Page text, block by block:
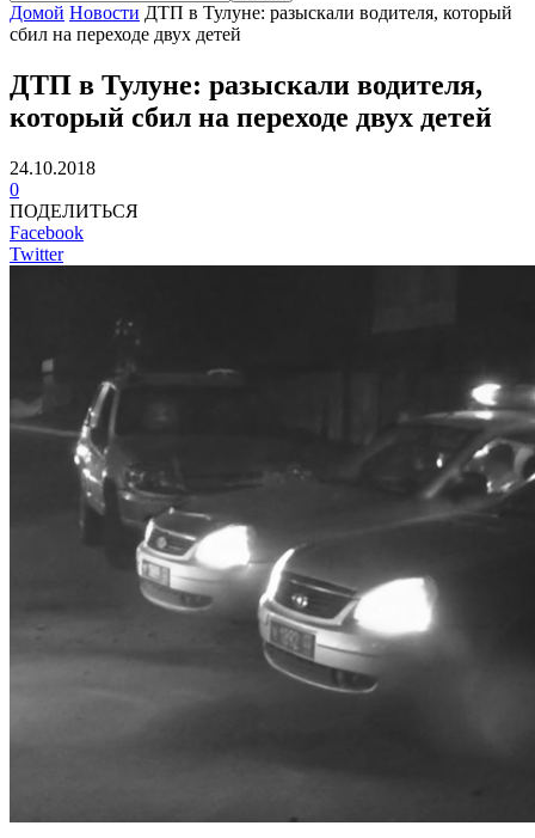
Домой Новости ДТП в Тулуне: разыскали водителя, который
сбил на переходе двух детей
ДТП в Тулуне: разыскали водителя,
который сбил на переходе двух детей
24.10.2018
0
ПОДЕЛИТЬСЯ
Facebook
Twitter